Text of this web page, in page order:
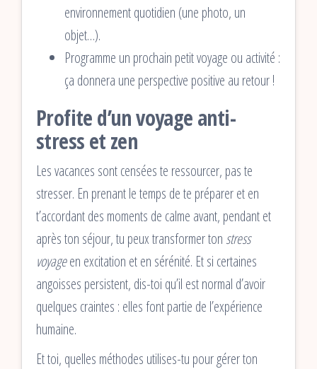
environnement quotidien (une photo, un
objet…).
Programme un prochain petit voyage ou activité :
ça donnera une perspective positive au retour !
Profite d’un voyage anti-
stress et zen
Les vacances sont censées te ressourcer, pas te
stresser. En prenant le temps de te préparer et en
t’accordant des moments de calme avant, pendant et
après ton séjour, tu peux transformer ton stress
voyageen excitation et en sérénité. Et si certaines
angoisses persistent, dis-toi qu’il est normal d’avoir
quelques craintes : elles font partie de l’expérience
humaine.
Et toi, quelles méthodes utilises-tu pour gérer ton